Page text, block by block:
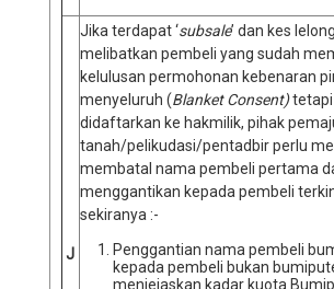
J
Jika terdapat ‘subsale’ dan kes
melibatkan pembeli yang sudah
kelulusan permohonan kebenaran
menyeluruh (Blanket Consent)
didaftarkan ke hakmilik, pihak
tanah/pelikudasi/pentadbir perlu
membatal nama pembeli pertama
menggantikan kepada pembeli
sekiranya :-
Penggantian nama pembeli
kepada pembeli bukan
menjejaskan kadar kuota